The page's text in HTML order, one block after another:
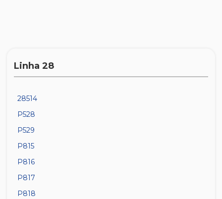
Linha 28
28514
P528
P529
P815
P816
P817
P818